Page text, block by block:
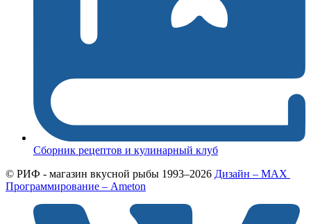
Сборник рецептов и кулинарный клуб
© РИФ - магазин вкусной рыбы 1993–2026 Дизайн – MAX
Программирование – Ameton